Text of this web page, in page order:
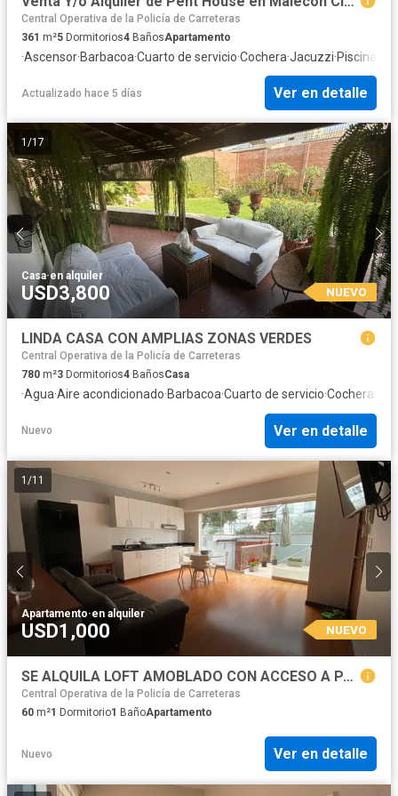
Central Operativa de la Policía de Carreteras
361 m²5 Dormitorios4 BañosApartamento
·Ascensor·Barbacoa·Cuarto de servicio·Cochera·Jacuzzi·Piscina
Actualizado hace 5 días Ver en detalle
1 /17
Casa·en alquiler
USD3,800 NUEVO
LINDA CASA CON AMPLIAS ZONAS VERDES
Central Operativa de la Policía de Carreteras
780 m²3 Dormitorios4 BañosCasa
·Agua·Aire acondicionado·Barbacoa·Cuarto de servicio·Cochera
Nuevo Ver en detalle
1 /11
Apartamento·en alquiler
USD1,000 NUEVO
SE ALQUILA LOFT AMOBLADO CON ACCESO A PARQUE PRIVADO EN MIRAFLORES
Central Operativa de la Policía de Carreteras
60 m²1 Dormitorio1 BañoApartamento
Nuevo Ver en detalle